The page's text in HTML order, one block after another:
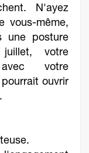
N'ayez
vous-même,
une posture
votre
avec votre
ouvrir